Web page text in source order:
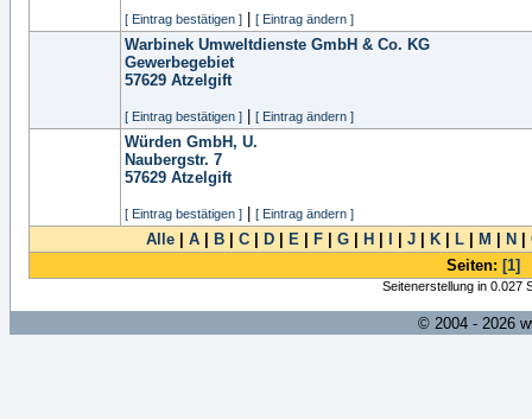
[ Eintrag bestätigen ] [ Eintrag ändern ]
Warbinek Umweltdienste GmbH & Co. KG
Gewerbegebiet
57629 Atzelgift
[ Eintrag bestätigen ] [ Eintrag ändern ]
Würden GmbH, U.
Naubergstr. 7
57629 Atzelgift
[ Eintrag bestätigen ] [ Eintrag ändern ]
Alle A B C D E F G H J K L M N
Seiten: [1]
Seitenerstellung in 0.027
© 2004 - 2026